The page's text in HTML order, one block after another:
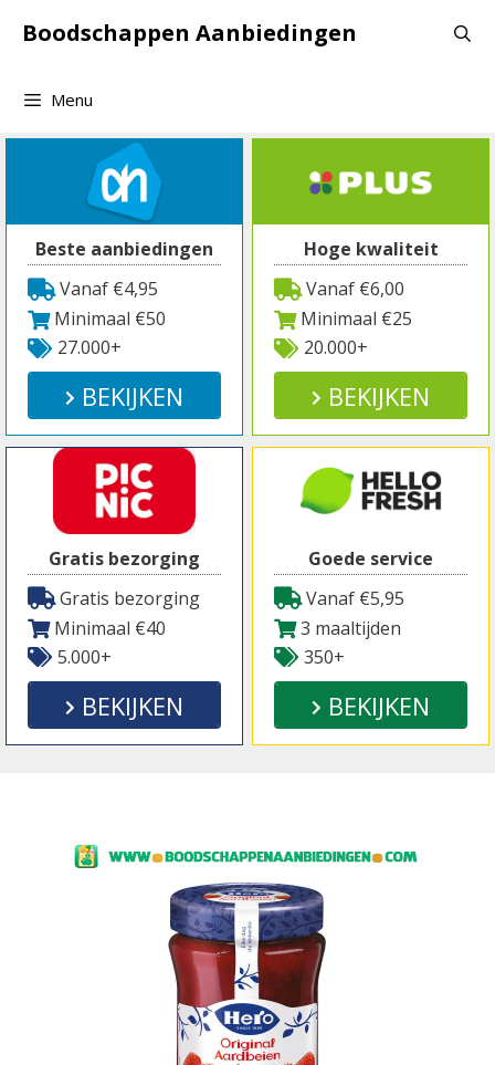
naarBoodschappen Aanbiedingen
Menu
Beste aanbiedingen
Vanaf €4,95
Minimaal €50
27.000+
BEKIJKEN
Hoge kwaliteit
Vanaf €6,00
Minimaal €25
20.000+
BEKIJKEN
Gratis bezorging
Gratis bezorging
Minimaal €40
5.000+
BEKIJKEN
Goede service
Vanaf €5,95
3 maaltijden
350+
BEKIJKEN